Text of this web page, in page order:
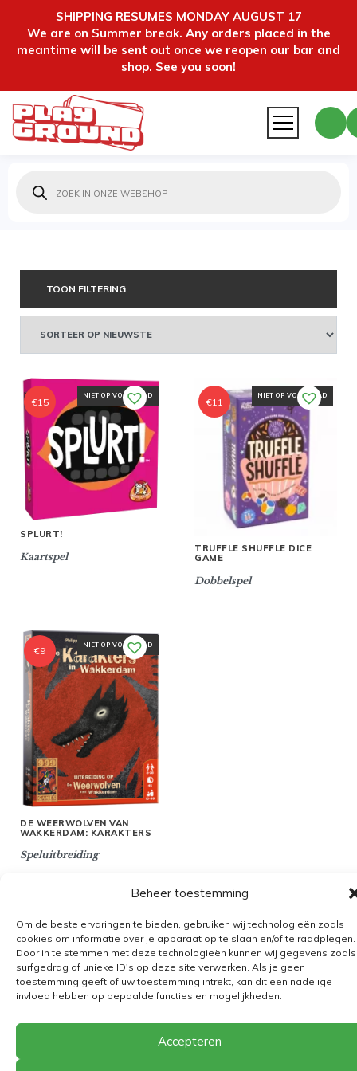
SHIPPING RESUMES MONDAY AUGUST 17
We are on Summer break. Any orders placed in the
meantime will be sent out once we reopen our bar and
shop. See you soon!
Beheer toestemming
Om de beste ervaringen te bieden, gebruiken wij technologieën zoals
cookies om informatie over je apparaat op te slaan en/of te raadplegen.
Door in te stemmen met deze technologieën kunnen wij gegevens zoals
surfgedrag of unieke ID's op deze site verwerken. Als je geen
toestemming geeft of uw toestemming intrekt, kan dit een nadelige
invloed hebben op bepaalde functies en mogelijkheden.
Accepteren
zoeken
TOON FILTERING
NIET OP VOORRAAD
SPLURT!
Kaartspel
€15
NIET OP VOORRAAD
TRUFFLE SHUFFLE DICE
GAME
Dobbelspel
€11
NIET OP VOORRAAD
DE WEERWOLVEN VAN
WAKKERDAM: KARAKTERS
Speluitbreiding
€9
Algemene voorwaarden
Verzending
Retourbeleid
BE 0682.845.059